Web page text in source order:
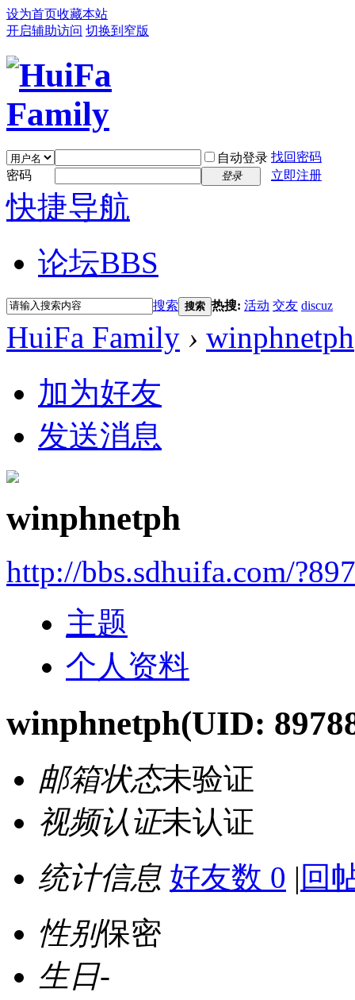
设为首页收藏本站
开启辅助访问 切换到窄版
自动登录 找回密码
密码
登录 立即注册
快捷导航
论坛BBS
搜索 搜索 热搜: 活动 交友 discuz
HuiFa Family › winphnetph
加为好友
发送消息
winphnetph
http://bbs.sdhuifa.com/
主题
个人资料
winphnetph(UID:
邮箱状态未验证
视频认证未认证
统计信息 好友数 0 | 回
性别保密
生日-